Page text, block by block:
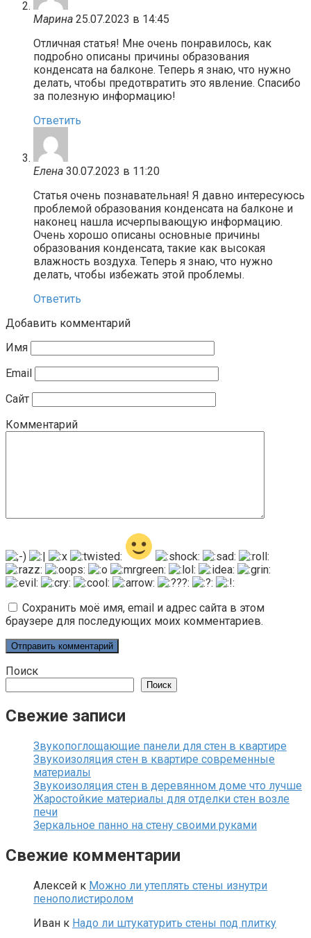
Марина 25.07.2023 в 14:45
Отличная статья! Мне очень понравилось, как
подробно описаны причины образования
конденсата на балконе. Теперь я знаю, что нужно
делать, чтобы предотвратить это явление. Спасибо
за полезную информацию!
Ответить
Елена 30.07.2023 в 11:20
Статья очень познавательная! Я давно интересуюсь
проблемой образования конденсата на балконе и
наконец нашла исчерпывающую информацию.
Очень хорошо описаны основные причины
образования конденсата, такие как высокая
влажность воздуха. Теперь я знаю, что нужно
делать, чтобы избежать этой проблемы.
Ответить
Добавить комментарий
Имя
Email
Сайт
Комментарий
Сохранить моё имя, email и адрес сайта в этом
браузере для последующих моих комментариев.
Поиск
Поиск
Свежие записи
Звукопоглощающие панели для стен в квартире
Звукоизоляция стен в квартире современные
материалы
Звукоизоляция стен в деревянном доме что лучше
Жаростойкие материалы для отделки стен возле
печи
Зеркальное панно на стену своими руками
Свежие комментарии
Алексей к Можно ли утеплять стены изнутри
пенополистиролом
Иван к Надо ли штукатурить стены под плитку